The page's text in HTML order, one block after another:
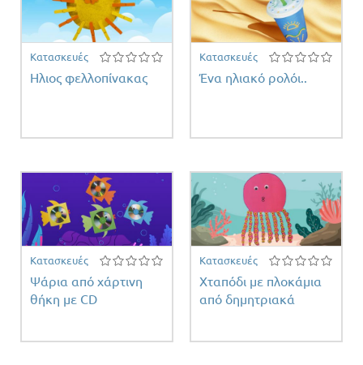
Κατασκευές
Ηλιος φελλοπίνακας
Κατασκευές
Ένα ηλιακό ρολόι..
Κατασκευές
Ψάρια από χάρτινη
θήκη με CD
Κατασκευές
Χταπόδι με πλοκάμια
από δημητριακά